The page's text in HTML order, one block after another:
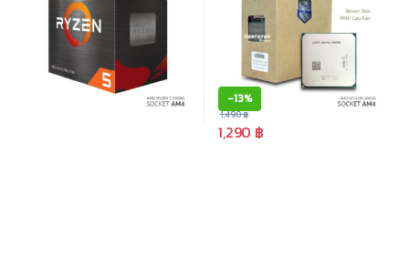
-13%
1,290 ฿
1,490฿